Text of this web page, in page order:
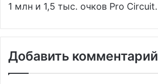
1 млн и 1,5 тыс. очков Pro Circuit.
Добавить комментарий